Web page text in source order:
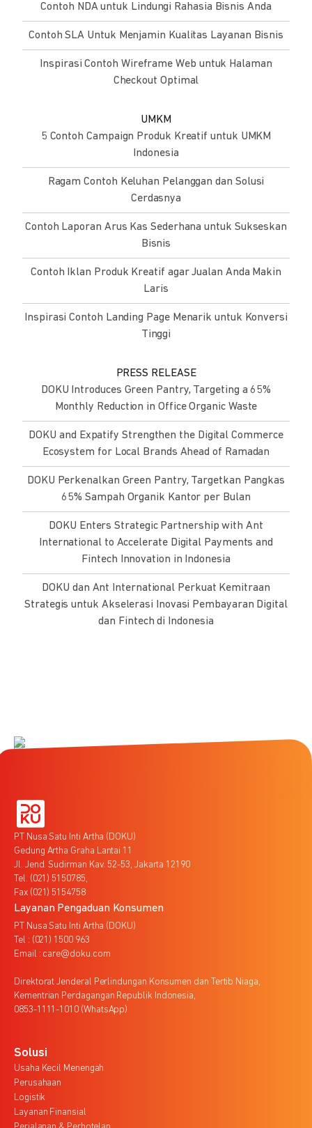
Contoh NDA untuk Lindungi Rahasia Bisnis Anda
Contoh SLA Untuk Menjamin Kualitas Layanan Bisnis
Inspirasi Contoh Wireframe Web untuk Halaman
Checkout Optimal
UMKM
5 Contoh Campaign Produk Kreatif untuk UMKM
Indonesia
Ragam Contoh Keluhan Pelanggan dan Solusi
Cerdasnya
Contoh Laporan Arus Kas Sederhana untuk Sukseskan
Bisnis
Contoh Iklan Produk Kreatif agar Jualan Anda Makin
Laris
Inspirasi Contoh Landing Page Menarik untuk Konversi
Tinggi
PRESS RELEASE
DOKU Introduces Green Pantry, Targeting a 65%
Monthly Reduction in Office Organic Waste
DOKU and Expatify Strengthen the Digital Commerce
Ecosystem for Local Brands Ahead of Ramadan
DOKU Perkenalkan Green Pantry, Targetkan Pangkas
65% Sampah Organik Kantor per Bulan
DOKU Enters Strategic Partnership with Ant
International to Accelerate Digital Payments and
Fintech Innovation in Indonesia
DOKU dan Ant International Perkuat Kemitraan
Strategis untuk Akselerasi Inovasi Pembayaran Digital
dan Fintech di Indonesia
PT Nusa Satu Inti Artha (DOKU)
Gedung Artha Graha Lantai 11
Jl. Jend. Sudirman Kav. 52-53, Jakarta 12190
Tel. (021) 5150785,
Fax (021) 5154758
Layanan Pengaduan Konsumen
PT Nusa Satu Inti Artha (DOKU)
Tel : (021) 1500 963
Email : care@doku.com
Direktorat Jenderal Perlindungan Konsumen dan Tertib Niaga,
Kementrian Perdagangan Republik Indonesia,
0853-1111-1010 (WhatsApp)
Solusi
Usaha Kecil Menengah
Perusahaan
Logistik
Layanan Finansial